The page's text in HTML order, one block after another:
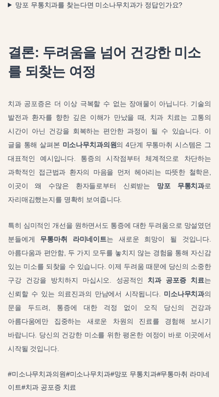
망포 무통치과를 찾는다면 미소나무치과가 정답인가요?
결론: 두려움을 넘어 건강한 미소
를 되찾는 여정
치과 공포증은 더 이상 극복할 수 없는 장애물이 아닙니다. 기술의
발전과 환자를 향한 깊은 이해가 만났을 때, 치과 치료는 고통의
시간이 아닌 건강을 회복하는 편안한 과정이 될 수 있습니다. 이
글을 통해 살펴본 미소나무치과의원의 4단계 무통마취 시스템은 그
대표적인 예시입니다. 통증의 시작점부터 체계적으로 차단하는
과학적인 접근법과 환자의 마음을 먼저 헤아리는 따뜻한 철학은,
이곳이 왜 수많은 환자들로부터 신뢰받는 망포 무통치과로
자리매김했는지를 명확히 보여줍니다.
특히 심미적인 개선을 원하면서도 통증에 대한 두려움으로 망설였던
분들에게 무통마취 라미네이트는 새로운 희망이 될 것입니다.
아름다움과 편안함, 두 가지 모두를 놓치지 않는 경험을 통해 자신감
있는 미소를 되찾을 수 있습니다. 이제 두려움 때문에 당신의 소중한
구강 건강을 방치하지 마십시오. 성공적인치과 공포증 치료는
신뢰할 수 있는 의료진과의 만남에서 시작됩니다. 미소나무치과의
문을 두드려, 통증에 대한 걱정 없이 오직 당신의 건강과
아름다움에만 집중하는 새로운 차원의 진료를 경험해 보시기
바랍니다. 당신의 건강한 미소를 위한 평온한 여정이 바로 이곳에서
시작될 것입니다.
#미소나무치과의원#미소나무치과#망포 무통치과#무통마취 라미네
이트#치과 공포증 치료